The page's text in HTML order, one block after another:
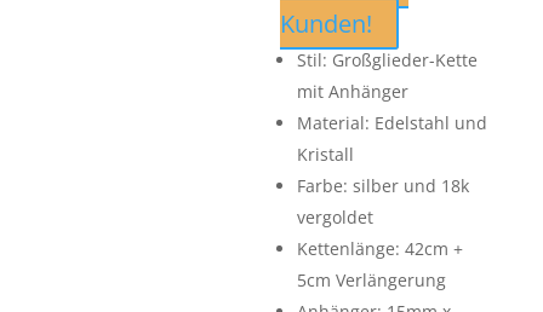
Kunden!
Stil: Großglieder-Kette
mit Anhänger
Material: Edelstahl und
Kristall
Farbe: silber und 18k
vergoldet
Kettenlänge: 42cm +
5cm Verlängerung